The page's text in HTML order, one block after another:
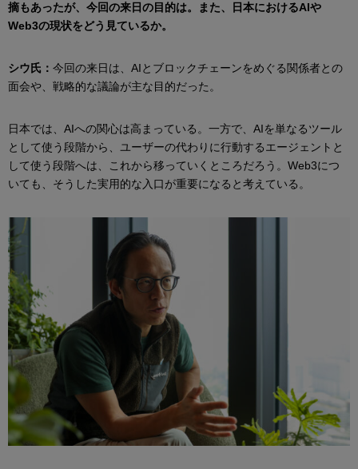
摘もあったが、今回の来日の目的は。また、日本におけるAIや
Web3の現状をどう見ているか。
シウ氏： 今回の来日は、AIとブロックチェーンをめぐる関係者との
面会や、戦略的な議論が主な目的だった。
日本では、AIへの関心は高まっている。一方で、AIを単なるツール
として使う段階から、ユーザーの代わりに行動するエージェントと
して使う段階へは、これから移っていくところだろう。Web3につ
いても、そうした実用的な入口が重要になると考えている。